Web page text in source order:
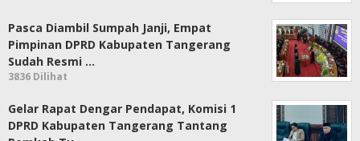
Pasca Diambil Sumpah Janji, Empat
Pimpinan DPRD Kabupaten Tangerang
Sudah Resmi …
3836 Dilihat
Gelar Rapat Dengar Pendapat, Komisi 1
DPRD Kabupaten Tangerang Tantang